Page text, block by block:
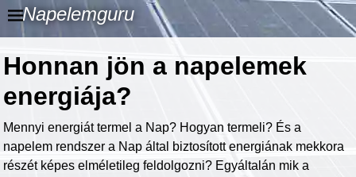
Napelemguru
Honnan jön a napelemek
energiája?
Mennyi energiát termel a Nap? Hogyan termeli? És a
napelem rendszer a Nap által biztosított energiának mekkora
részét képes elméletileg feldolgozni? Egyáltalán mik a